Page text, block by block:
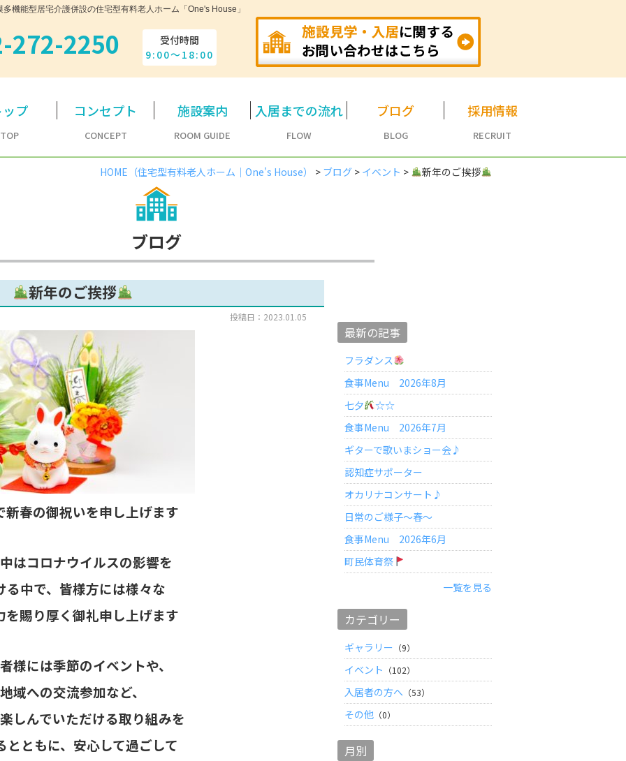
機能型居宅介護併設の住宅型有料老人ホーム「One's House」
272-2250
受付時間
9:00～18:00
プ
TOP
コンセプト
CONCEPT
施設案内
ROOM GUIDE
入居までの流れ
FLOW
ブログ
BLOG
採用情報
RECRUIT
HOME（住宅型有料老人ホーム｜One's House） > ブログ > イベント > 新年のご挨拶
ブログ
新年のご挨拶
投稿日：2023.01.05
新春の御祝いを申し上げます
はコロナウイルスの影響を
中で、 皆様方には様々な
を賜り厚く御礼申し上げます
様には季節のイベントや、
地域への交流参加など、
しんでいただける取り組みを
ともに、 安心して過ごして
最新の記事
フラダンス
食事Menu 2026年8月
七夕
☆☆
食事Menu 2026年7月
ギターで歌いまショー会♪
認知症サポーター
オカリナコンサート♪
日常のご様子～春～
食事Menu 2026年6月
町民体育祭
一覧を見る
カテゴリー
ギャラリー （9）
イベント （102）
入居者の方へ （53）
その他 （0）
月別